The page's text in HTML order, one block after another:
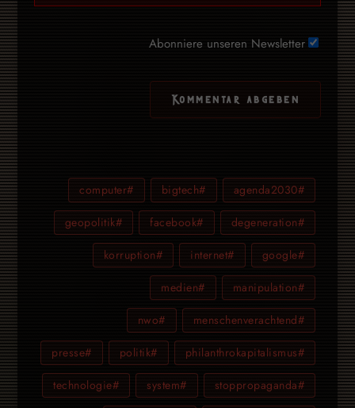
Abonniere unseren Newsletter
#agenda2030
#bigtech
#computer
#degeneration
#facebook
#geopolitik
#google
#internet
#korruption
#manipulation
#medien
#menschenverachtend
#nwo
#philanthrokapitalismus
#politik
#presse
#stoppropaganda
#system
#technologie